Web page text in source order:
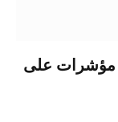
مؤشرات على